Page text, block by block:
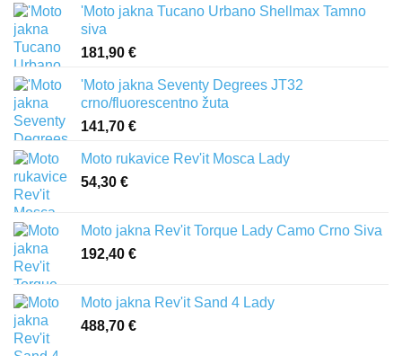
'Moto jakna Tucano Urbano Shellmax Tamno
siva
181,90 €
'Moto jakna Seventy Degrees JT32
crno/fluorescentno žuta
141,70 €
Moto rukavice Rev'it Mosca Lady
54,30 €
Moto jakna Rev'it Torque Lady Camo Crno Siva
192,40 €
Moto jakna Rev'it Sand 4 Lady
488,70 €